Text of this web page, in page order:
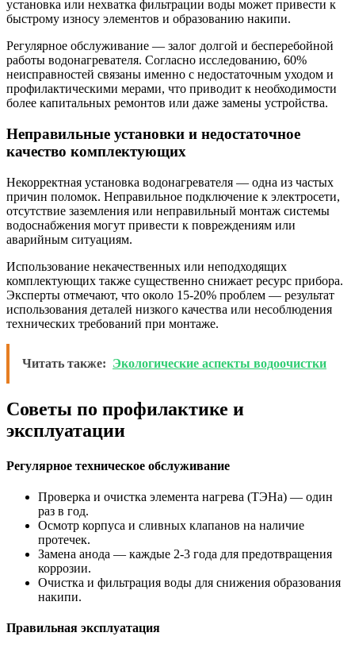
установка или нехватка фильтрации воды может привести к
быстрому износу элементов и образованию накипи.
Регулярное обслуживание — залог долгой и бесперебойной
работы водонагревателя. Согласно исследованию, 60%
неисправностей связаны именно с недостаточным уходом и
профилактическими мерами, что приводит к необходимости
более капитальных ремонтов или даже замены устройства.
Неправильные установки и недостаточное
качество комплектующих
Некорректная установка водонагревателя — одна из частых
причин поломок. Неправильное подключение к электросети,
отсутствие заземления или неправильный монтаж системы
водоснабжения могут привести к повреждениям или
аварийным ситуациям.
Использование некачественных или неподходящих
комплектующих также существенно снижает ресурс прибора.
Эксперты отмечают, что около 15-20% проблем — результат
использования деталей низкого качества или несоблюдения
технических требований при монтаже.
Читать также: Экологические аспекты водоочистки
Советы по профилактике и
эксплуатации
Регулярное техническое обслуживание
Проверка и очистка элемента нагрева (ТЭНа) — один
раз в год.
Осмотр корпуса и сливных клапанов на наличие
протечек.
Замена анода — каждые 2-3 года для предотвращения
коррозии.
Очистка и фильтрация воды для снижения образования
накипи.
Правильная эксплуатация